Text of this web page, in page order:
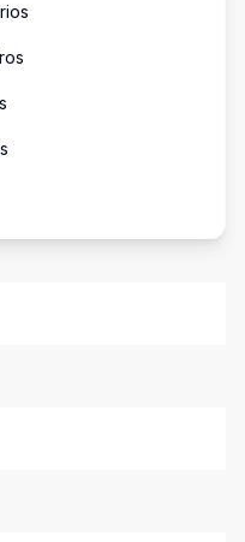
s
s
s
s